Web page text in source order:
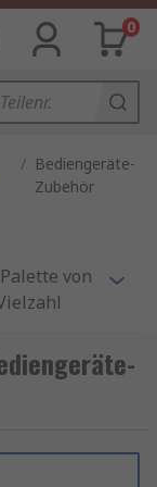
0
/ Bediengeräte-
Zubehör
von
und
Beste
Kabel